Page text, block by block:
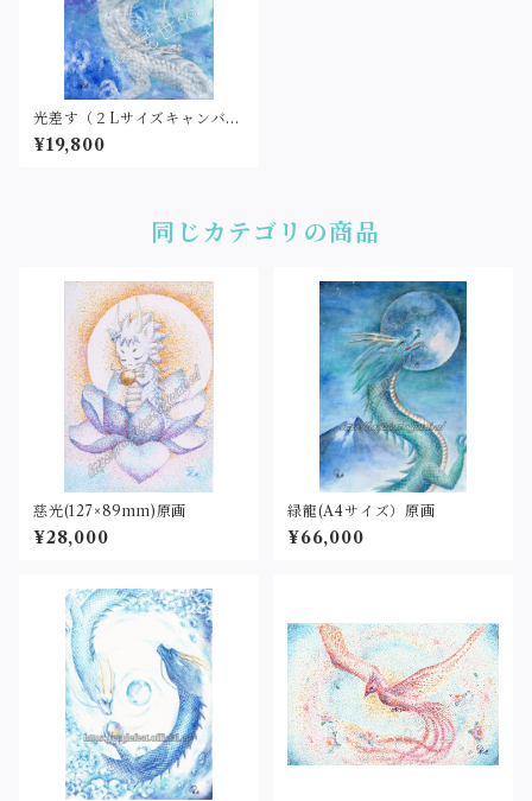
光差す（２Lサイズキャンバス
ボード）原画
¥19,800
同じカテゴリの商品
慈光(127×89mm)原画
¥28,000
緑龍(A4サイズ）原画
¥66,000